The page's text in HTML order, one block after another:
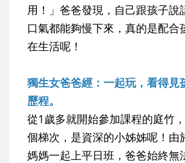
用！」爸爸發現，自己跟孩子說
口氣都能夠慢下來，真的是配合
在生活呢！
獨生女爸爸經：一起玩，看得見
歷程。
從1歲多就開始參加課程的庭竹
個梯次，是資深的小姊姊呢！由
媽媽一起上平日班，爸爸始終無